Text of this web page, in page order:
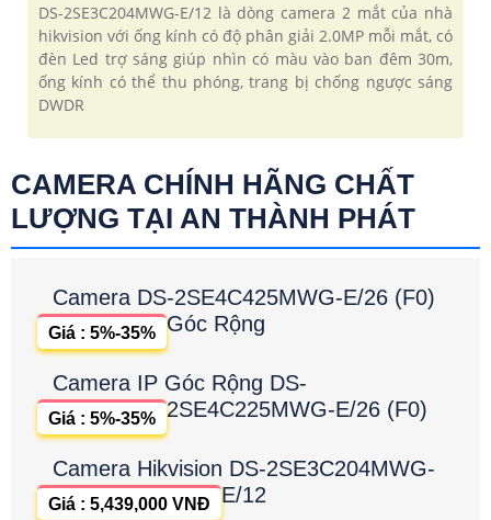
DS-2SE3C204MWG-E/12 là dòng camera 2 mắt của nhà
hikvision với ống kính có độ phân giải 2.0MP mỗi mắt, có
đèn Led trợ sáng giúp nhìn có màu vào ban đêm 30m,
ống kính có thể thu phóng, trang bị chống ngược sáng
DWDR
CAMERA CHÍNH HÃNG CHẤT
LƯỢNG TẠI AN THÀNH PHÁT
Camera DS-2SE4C425MWG-E/26 (F0)
Góc Rộng
Giá : 5%-35%
Camera IP Góc Rộng DS-
2SE4C225MWG-E/26 (F0)
Giá : 5%-35%
Camera Hikvision DS-2SE3C204MWG-
E/12
Giá : 5,439,000 VNĐ